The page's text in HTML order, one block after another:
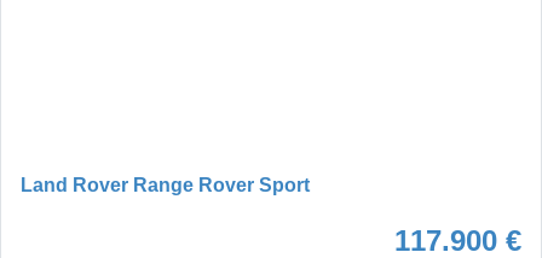
Land Rover Range Rover Sport
117.900 €